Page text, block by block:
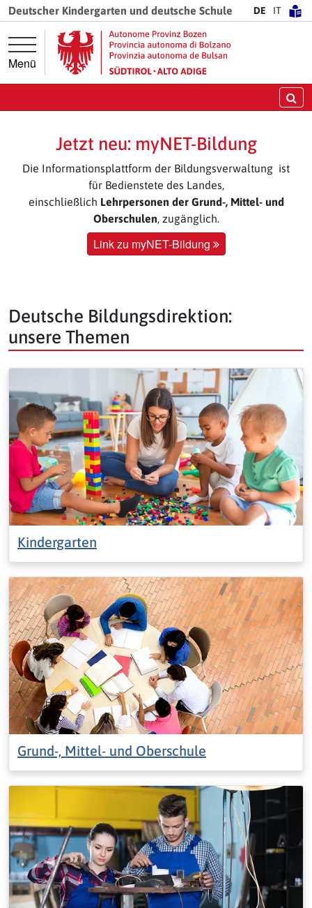
Springe direkt zur Hauptnavigation
Springe direkt zum Inhalt
Deutscher Kindergarten und deutsche Schule DE IT
Menü
Jetzt neu: myNET-Bildung
Die Informationsplattform der Bildungsverwaltung ist
für Bedienstete des Landes,
einschließlich Lehrpersonen der Grund-, Mittel- und
Oberschulen, zugänglich.
Link zu myNET-Bildung
Deutsche Bildungsdirektion:
unsere Themen
Kindergarten
Grund-, Mittel- und Oberschule